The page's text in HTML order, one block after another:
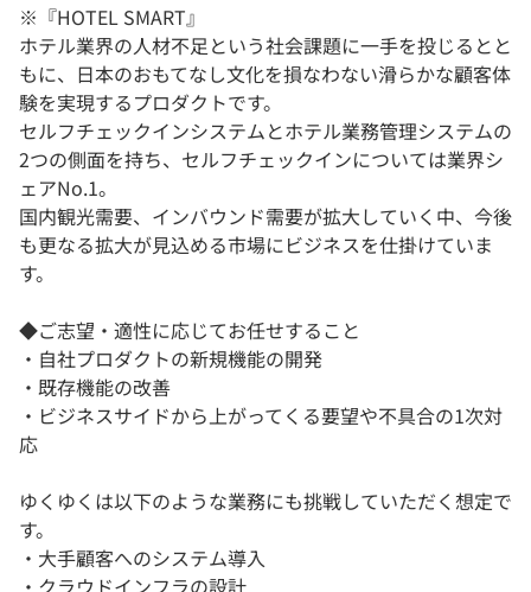
※『HOTEL SMART』
ホテル業界の人材不足という社会課題に一手を投じるとと
もに、日本のおもてなし文化を損なわない滑らかな顧客体
験を実現するプロダクトです。
セルフチェックインシステムとホテル業務管理システムの
2つの側面を持ち、セルフチェックインについては業界シ
ェアNo.1。
国内観光需要、インバウンド需要が拡大していく中、今後
も更なる拡大が見込める市場にビジネスを仕掛けていま
す。
◆ご志望・適性に応じてお任せすること
・自社プロダクトの新規機能の開発
・既存機能の改善
・ビジネスサイドから上がってくる要望や不具合の1次対
応
ゆくゆくは以下のような業務にも挑戦していただく想定で
す。
・大手顧客へのシステム導入
・クラウドインフラの設計